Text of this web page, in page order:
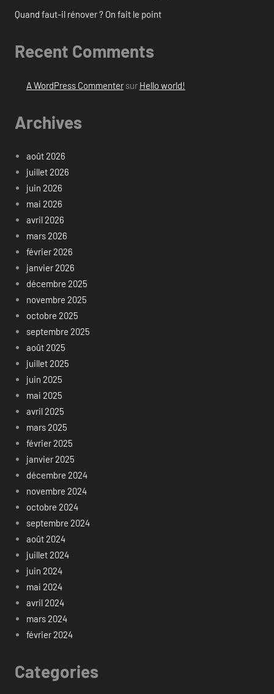
Quand faut-il rénover ? On fait le point
Recent Comments
A WordPress Commentersur Hello world!
Archives
août 2026
juillet 2026
juin 2026
mai 2026
avril 2026
mars 2026
février 2026
janvier 2026
décembre 2025
novembre 2025
octobre 2025
septembre 2025
août 2025
juillet 2025
juin 2025
mai 2025
avril 2025
mars 2025
février 2025
janvier 2025
décembre 2024
novembre 2024
octobre 2024
septembre 2024
août 2024
juillet 2024
juin 2024
mai 2024
avril 2024
mars 2024
février 2024
Categories